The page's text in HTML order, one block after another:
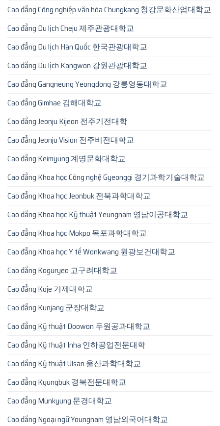
Cao đẳng Công nghiệp văn hóa Chungkang 청강문화산업대학교
Cao đẳng Du lịch Cheju 제주관광대학교
Cao đẳng Du lịch Hàn Quốc 한국관광대학교
Cao đẳng Du lịch Kangwon 강원관광대학교
Cao đẳng Gangneung Yeongdong 강릉영동대학교
Cao đẳng Gimhae 김해대학교
Cao đẳng Jeonju Kijeon 전주기전대학
Cao đẳng Jeonju Vision 전주비전대학교
Cao đẳng Keimyung 계명문화대학교
Cao đẳng Khoa học Công nghệ Gyeonggi 경기과학기술대학교
Cao đẳng Khoa học Jeonbuk 전북과학대학교
Cao đẳng Khoa học Kỹ thuật Yeungnam 영남이공대학교
Cao đẳng Khoa học Mokpo 목포과학대학교
Cao đẳng Khoa học Y tế Wonkwang 원광보건대학교
Cao đẳng Koguryeo 고구려대학교
Cao đẳng Koje 거제대학교
Cao đẳng Kunjang 군장대학교
Cao đẳng Kỹ thuật Doowon 두원공과대학교
Cao đẳng Kỹ thuật Inha 인하공업전문대학
Cao đẳng Kỹ thuật Ulsan 울산과학대학교
Cao đẳng Kyungbuk 경북전문대학교
Cao đẳng Munkyung 문경대학교
Cao đẳng Ngoại ngữ Youngnam 영남외국어대학교